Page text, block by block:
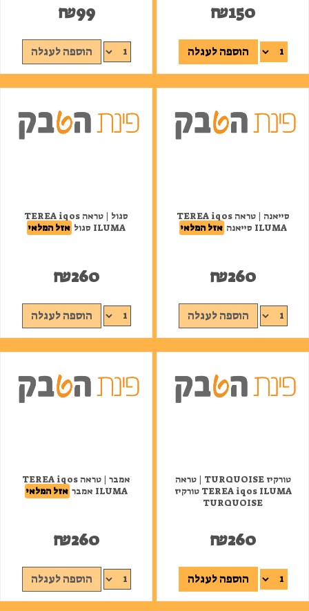
₪150
הוספה לעגלה
₪99
הוספה לעגלה
סייאנה | טראה TEREA iqos
ILUMA סייאנה
אזל המלאי
₪260
הוספה לעגלה
סגול | טראה TEREA iqos
ILUMA סגול
אזל המלאי
₪260
הוספה לעגלה
טורקיז TURQUOISE | טראה
TEREA iqos ILUMA טורקיז
TURQUOISE
₪260
הוספה לעגלה
אמבר | טראה TEREA iqos
ILUMA אמבר
אזל המלאי
₪260
הוספה לעגלה